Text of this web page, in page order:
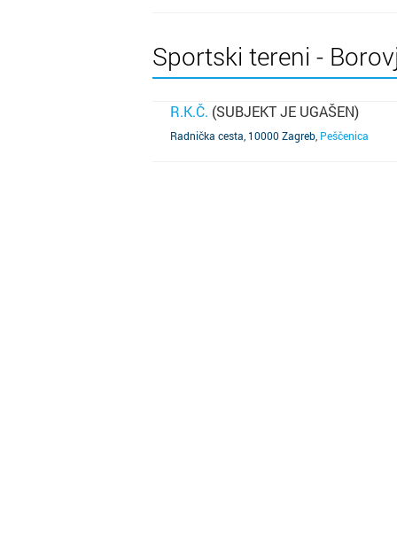
Sportski tereni -
R.K.Č. (SUBJEKT JE UGAŠEN)
Radnička cesta, 10000 Zagreb Peščenica